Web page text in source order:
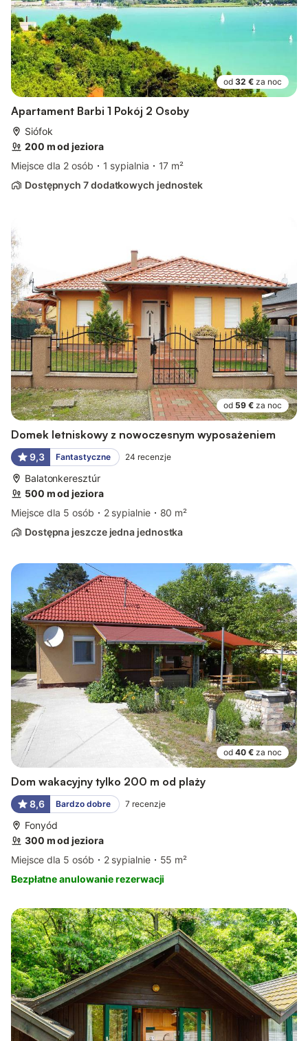
od 32 € za noc
Apartament Barbi 1 Pokój 2 Osoby
Siófok
200 m od jeziora
Miejsce dla 2 osób
1 sypialnia
17 m²
Dostępnych 7 dodatkowych jednostek
od 59 € za noc
Domek letniskowy z nowoczesnym wyposażeniem
9,3 Fantastyczne 24 recenzje
Balatonkeresztúr
500 m od jeziora
Miejsce dla 5 osób
2 sypialnie
80 m²
Dostępna jeszcze jedna jednostka
od 40 € za noc
Dom wakacyjny tylko 200 m od plaży
8,6 Bardzo dobre 7 recenzje
Fonyód
300 m od jeziora
Miejsce dla 5 osób
2 sypialnie
55 m²
Bezpłatne anulowanie rezerwacji